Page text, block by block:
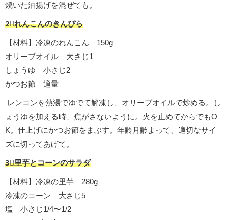
焼いた油揚げを混ぜても。
2︎⃣れんこんのきんぴら
【材料】冷凍のれんこん 150g
オリーブオイル 大さじ1
しょうゆ 小さじ2
かつお節 適量
レンコンを熱湯でゆでて解凍し、オリーブオイルで炒める。し
ょうゆを加える時、焦がさないように。火を止めてからでもO
K。仕上げにかつお節をまぶす。年齢月齢よって、適切なサイ
ズに切ってあげて。
3︎⃣里芋とコーンのサラダ
【材料】冷凍の里芋 280g
冷凍のコーン 大さじ5
塩 小さじ1/4〜1/2